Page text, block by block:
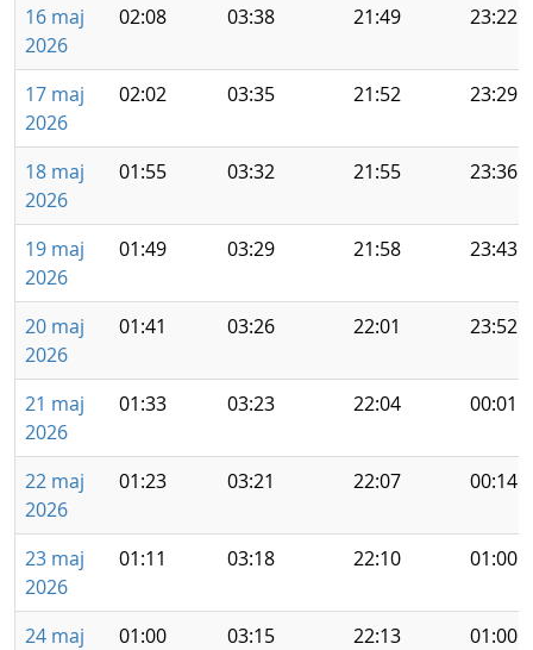
16 maj
2026
02:08 03:38 21:49 23:22
17 maj
2026
02:02 03:35 21:52 23:29
18 maj
2026
01:55 03:32 21:55 23:36
19 maj
2026
01:49 03:29 21:58 23:43
20 maj
2026
01:41 03:26 22:01 23:52
21 maj
2026
01:33 03:23 22:04 00:01
22 maj
2026
01:23 03:21 22:07 00:14
23 maj
2026
01:11 03:18 22:10 01:00
24 maj
01:00 03:15 22:13 01:00